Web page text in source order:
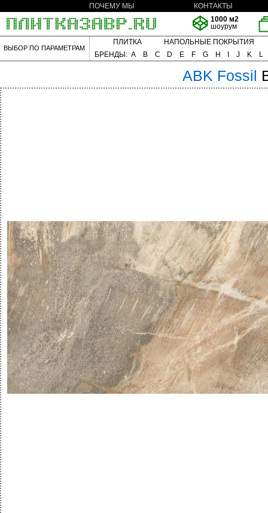
ПОЧЕМУ МЫ
КОНТАКТЫ
1000 м2
шоурум
ВЫБОР ПО ПАРАМЕТРАМ
ПЛИТКА
НАПОЛЬНЫЕ ПОКРЫТИЯ
БРЕНДЫ: A B C D E F G H J K L
ABK Fossil